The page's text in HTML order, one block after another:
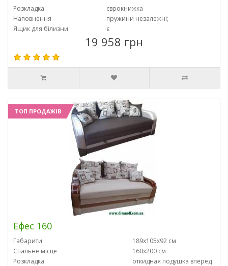
Розкладка
єврокнижка
Наповнення
пружини незалежні;
Ящик для білизни
є
19 958 грн
ТОП ПРОДАЖІВ
Ефес 160
Габарити
189х105х92 см
Спальне місце
160х200 см
Розкладка
откидная подушка вперед